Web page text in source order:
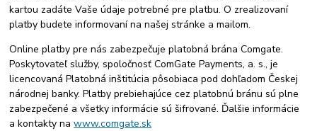
kartou zadáte Vaše údaje potrebné pre platbu. O zrealizovaní
platby budete informovaní na našej stránke a mailom.
Online platby pre nás zabezpečuje platobná brána Comgate.
Poskytovateľ služby, spoločnosť ComGate Payments, a. s., je
licencovaná Platobná inštitúcia pôsobiaca pod dohľadom Českej
národnej banky. Platby prebiehajúce cez platobnú bránu sú plne
zabezpečené a všetky informácie sú šifrované. Ďalšie informácie
a kontakty nawww.comgate.sk